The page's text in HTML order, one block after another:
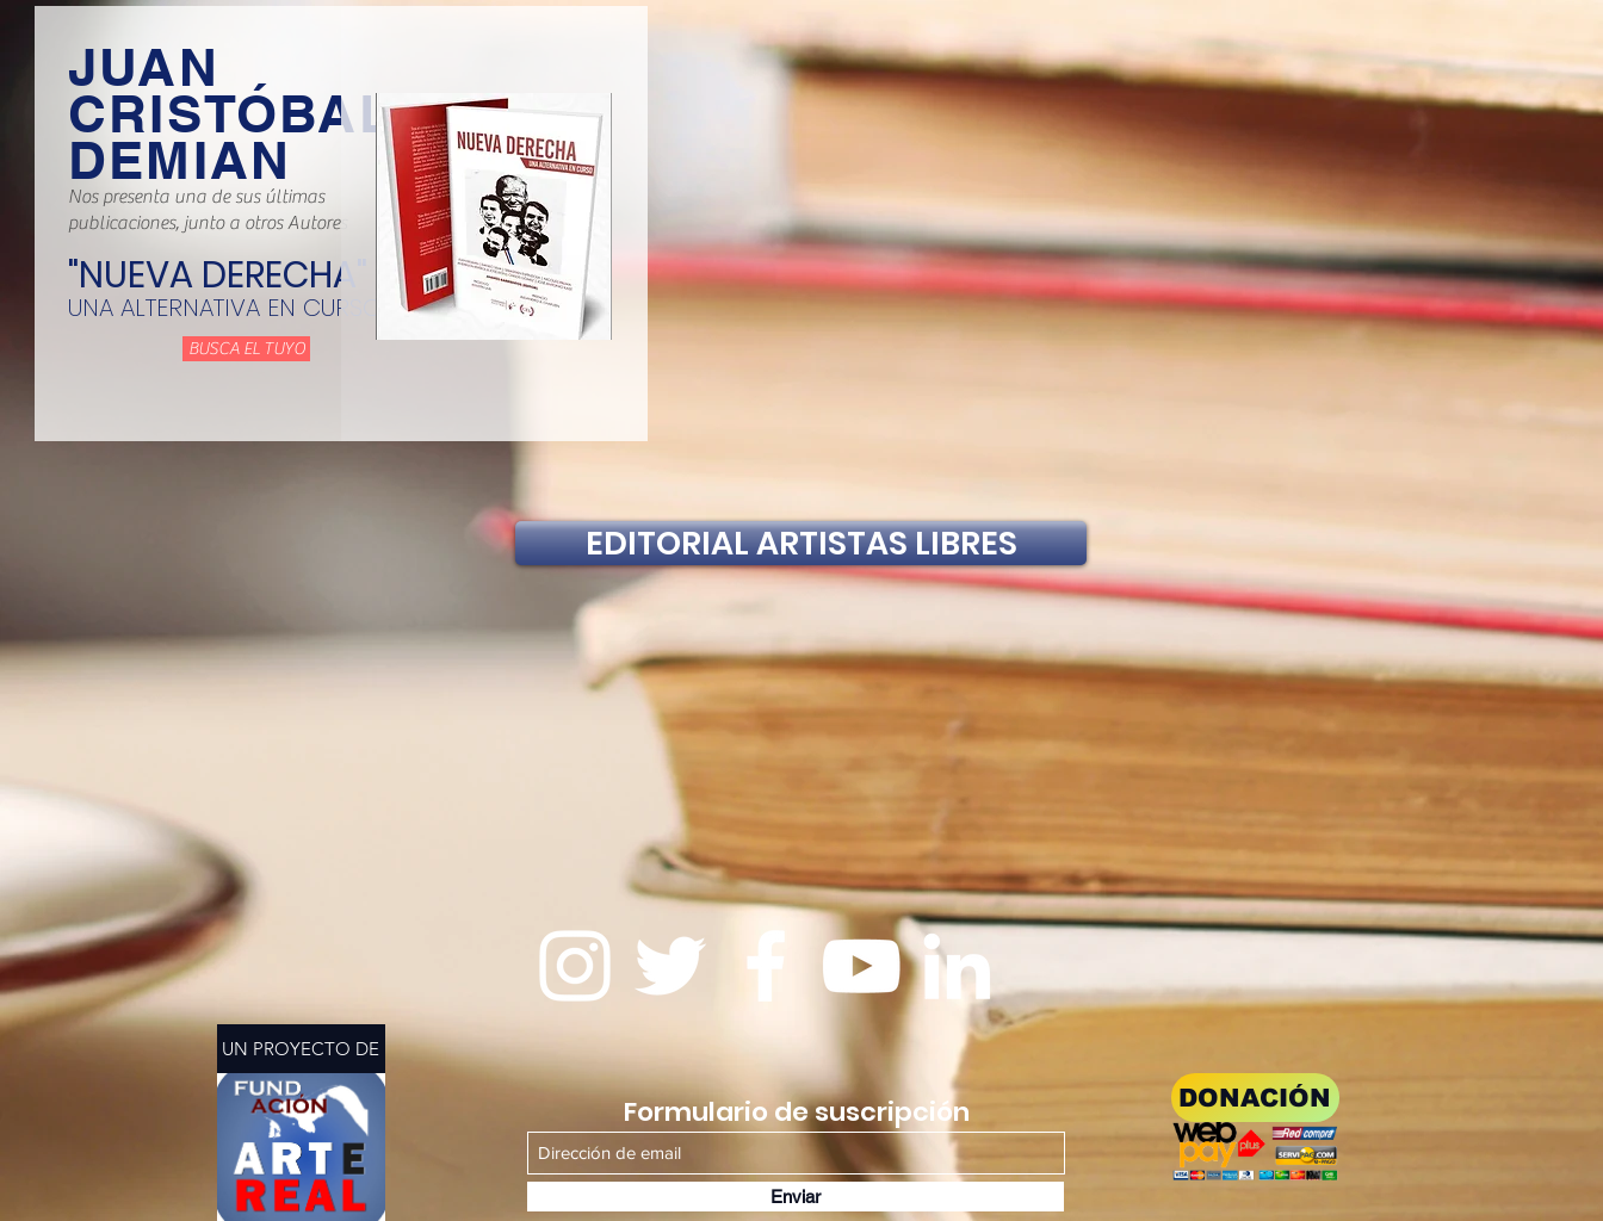
JUAN
CRISTÓBAL
DEMIAN
Nos presenta una de sus últimas
publicaciones, junto a otros Autores
"NUEVA DERECHA"
UNA ALTERNATIVA EN CURSO
BUSCA EL TUYO
EDITORIAL ARTISTAS LIBRES
UN PROYECTO DE
Formulario de suscripción
Enviar
DONACIÓN